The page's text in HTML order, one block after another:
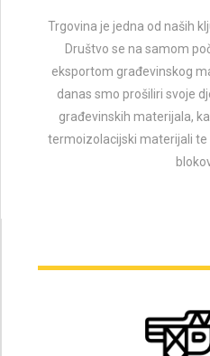
Trgovina je jedna od naših
Društvo se na samom
eksportom građevinskog
danas smo prošiliri svoje
građevinskih materijala,
termoizolacijski materijali te